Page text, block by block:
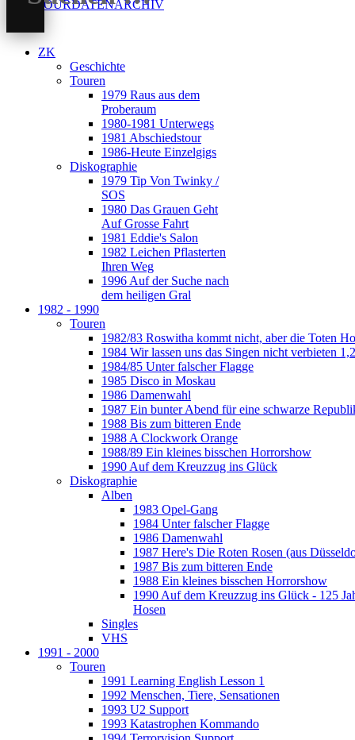
DAS TOURDATENARCHIV
ZK
Geschichte
Touren
1979 Raus aus dem
Proberaum
1980-1981 Unterwegs
1981 Abschiedstour
1986-Heute Einzelgigs
Diskographie
1979 Tip Von Twinky /
SOS
1980 Das Grauen Geht
Auf Grosse Fahrt
1981 Eddie's Salon
1982 Leichen Pflasterten
Ihren Weg
1996 Auf der Suche nach
dem heiligen Gral
1982 - 1990
Touren
1982/83 Roswitha kommt nicht, aber die Toten
1984 Wir lassen uns das Singen nicht verbieten
1984/85 Unter falscher Flagge
1985 Disco in Moskau
1986 Damenwahl
1987 Ein bunter Abend für eine schwarze
1988 Bis zum bitteren Ende
1988 A Clockwork Orange
1988/89 Ein kleines bisschen Horrorshow
1990 Auf dem Kreuzzug ins Glück
Diskographie
Alben
1983 Opel-Gang
1984 Unter falscher Flagge
1986 Damenwahl
1987 Here's Die Roten Rosen (aus
1987 Bis zum bitteren Ende
1988 Ein kleines bisschen Horrorshow
1990 Auf dem Kreuzzug ins Glück - 125
Hosen
Singles
VHS
1991 - 2000
Touren
1991 Learning English Lesson 1
1992 Menschen, Tiere, Sensationen
1993 U2 Support
1993 Katastrophen Kommando